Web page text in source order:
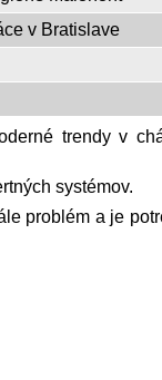
v Bratislave
trendy v
systémov.
problém a je